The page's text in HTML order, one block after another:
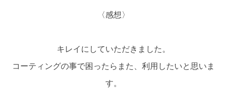
〈感想〉
キレイにしていただきました。
コーティングの事で困ったらまた、利用したいと思いま
す。